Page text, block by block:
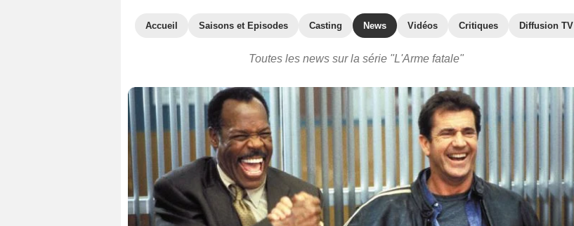
Accueil Saisons et Episodes Casting News Vidéos Critiques Diffusion TV
Toutes les news sur la série "L'Arme fatale"